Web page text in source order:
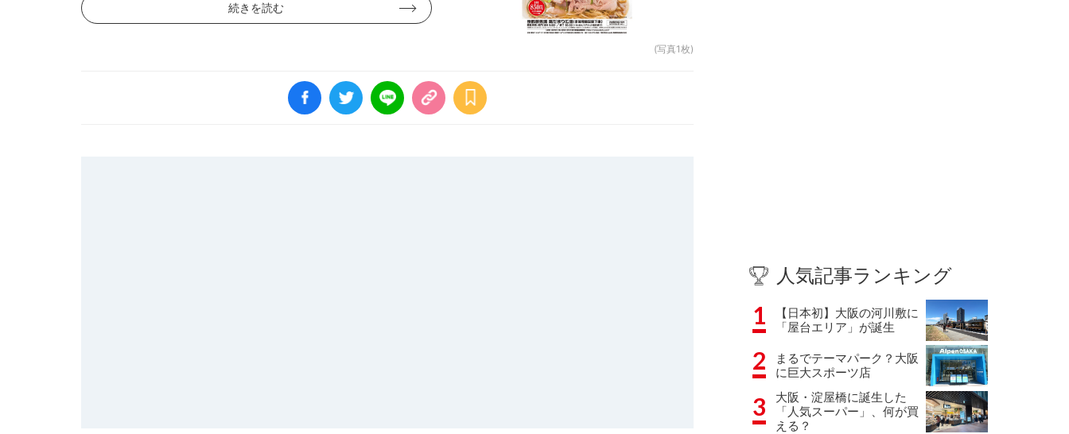
(写真1枚)
続きを読む
人気記事ランキング
1
【日本初】大阪の河川敷に
「屋台エリア」が誕生
2
まるでテーマパーク？大阪
に巨大スポーツ店
3
大阪・淀屋橋に誕生した
「人気スーパー」、何が買
える？